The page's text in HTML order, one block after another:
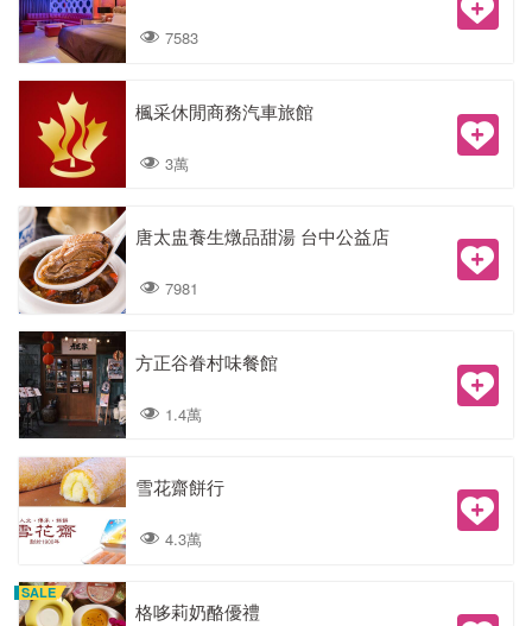
7583
楓采休閒商務汽車旅館
3萬
唐太盅養生燉品甜湯 台中公益店
7981
方正谷眷村味餐館
1.4萬
雪花齋餅行
4.3萬
SALE
格哆莉奶酪優禮